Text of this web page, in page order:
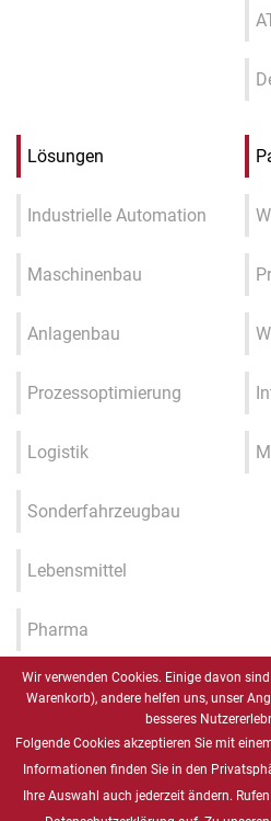
Lösungen
Industrielle Automation
Maschinenbau
Anlagenbau
Prozessoptimierung
Logistik
Sonderfahrzeugbau
Lebensmittel
Pharma
Industrie 4.0 / IIOT / Smart
Gesundheitswesen
Wir verwenden Cookies. Einige davon
Warenkorb), andere helfen uns, unser
besseres
Folgende Cookies akzeptieren Sie mit
Informationen finden Sie in den
Ihre Auswahl auch jederzeit ändern.